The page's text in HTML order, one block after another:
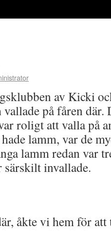
av Kicki
på fåren där.
roligt att valla på
lamm, var de
lamm redan var
särskilt invallade.
åkte vi hem för att